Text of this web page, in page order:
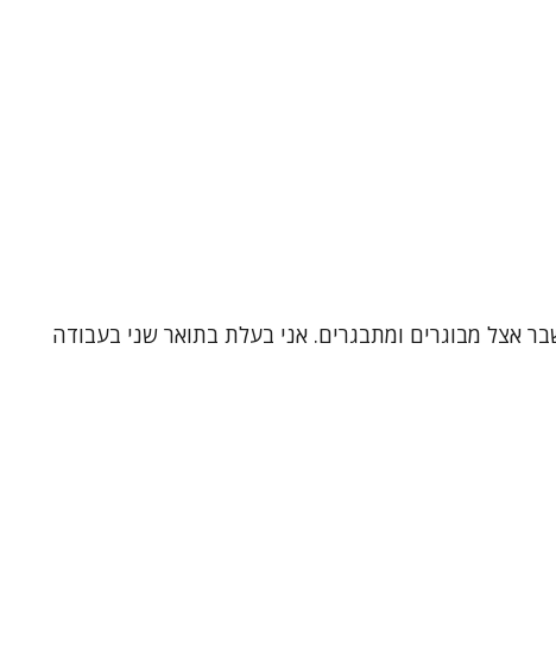
אצל מבוגרים ומתבגרים. אני בעלת בתואר שני בעבודה